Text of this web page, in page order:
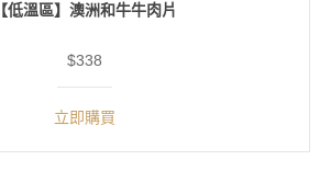
【低溫區】澳洲和牛牛肉片
$338
立即購買